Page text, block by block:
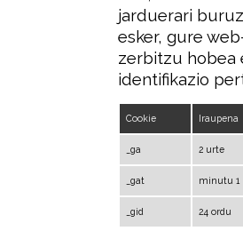
jarduerari
esker, gure
zerbitzu hobea
identifikazio
Cookie Iraupena
_ga 2 urte
_gat minutu 1
_gid 24 ordu